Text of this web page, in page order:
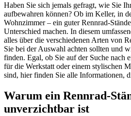
Haben Sie sich jemals gefragt, wie Sie
aufbewahren können? Ob im Keller, in
Wohnzimmer – ein guter Rennrad-
Unterschied machen. In diesem
alles über die verschiedenen Arten von
Sie bei der Auswahl achten sollten und
finden. Egal, ob Sie auf der Suche nach
für die Werkstatt oder einem stylischen
sind, hier finden Sie alle Informationen,
Warum ein Rennrad-
unverzichtbar ist